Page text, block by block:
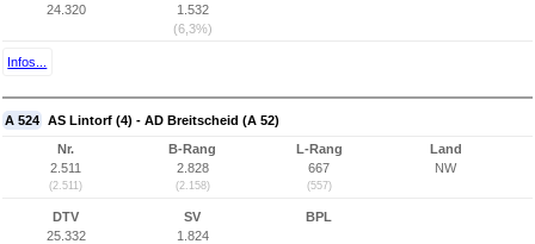
24.320
1.532
(6,3%)
Infos...
A 524 AS Lintorf (4) - AD Breitscheid (A 52)
Nr.
2.511
(2.511)
B-Rang
2.828
(2.158)
L-Rang
667
(557)
Land
NW
DTV
25.332
SV
1.824
BPL